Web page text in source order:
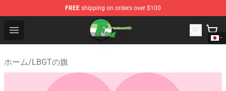
FREE shipping on orders over $100
Open menu
Aromantic Flag Shop - The Best Store of Aromantic Flag
ホーム/LBGTの旗